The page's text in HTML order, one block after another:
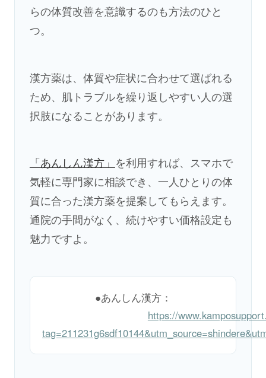
らの体質改善を意識するのも方法のひと
つ。
漢方薬は、体質や症状に合わせて選ばれる
ため、肌トラブルを繰り返しやすい人の選
択肢になることがあります。
「あんしん漢方」 を利用すれば、スマホで
気軽に専門家に相談でき、一人ひとりの体
質に合った漢方薬を提案してもらえます。
通院の手間がなく、続けやすい価格設定も
魅力ですよ。
●あんしん漢方：
https://